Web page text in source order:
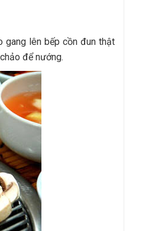
gang lên bếp cồn đun thật
để nướng.